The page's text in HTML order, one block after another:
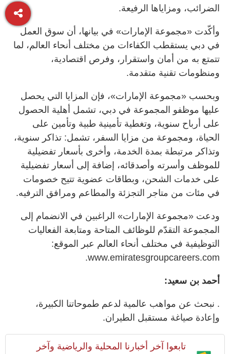
الضرائب، ومزاياها الرفيعة.
وأكّدت «مجموعة الإمارات» في بيانها، أن سوق العمل
في دبي يستقطب الكفاءات من مختلف أنحاء العالم، لما
تتمتع به من أمان واستقرار، وفرص اقتصادية،
ومنظومات تقنية متقدمة.
وبحسب «مجموعة الإمارات»، فإن المزايا التي يحصل
عليها موظفو المجموعة في دبي، تشمل أهلية الحصول
على أرباح سنوية، وتغطية تأمينية طبية وتأمين على
الحياة، ومجموعة من مزايا السفر، تشمل: تذاكر سنوية،
وتذاكر مرتبطة بمدة الخدمة، وأخرى بأسعار تفضيلية
للموظف وأسرته وأصدقائه، إضافة إلى أسعار تفضيلية
على خدمات الشحن، وبطاقات عضوية تتيح خصومات
في مئات من متاجر التجزئة والمطاعم ومرافق الترفيه.
ودعت «مجموعة الإمارات» الراغبين في الانضمام إلى
المجموعة التقدّم للوظائف المتاحة ومتابعة الفعاليات
التوظيفية في مختلف أنحاء العالم عبر الموقع:
www.emiratesgroupcareers.com.
أحمد بن سعيد:
. نبحث عن مواهب عالمية لدعم طموحاتنا الكبيرة،
وإعادة صياغة مستقبل الطيران.
تابعوا آخر أخبارنا المحلية والرياضية وآخر